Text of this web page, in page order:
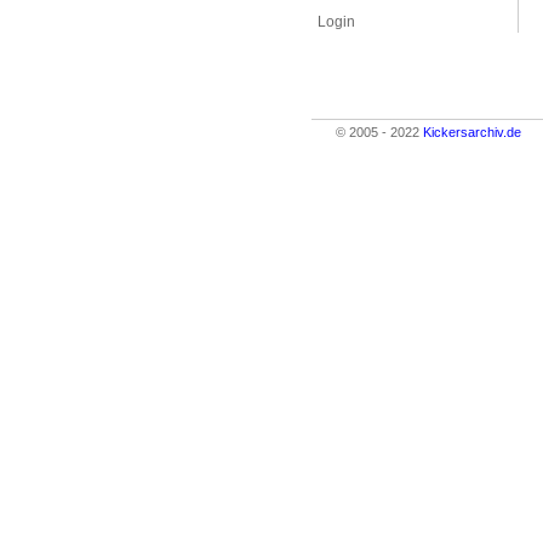
Login
© 2005 - 2022 Kickersarchiv.de